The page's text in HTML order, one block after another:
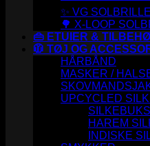
✨ VG
🌳 X-LOOP
👜 ETUIER &
🧥 TØJ OG
HÅRBÅND
MASKER /
UPCYCLED
HAREM
INDISKE